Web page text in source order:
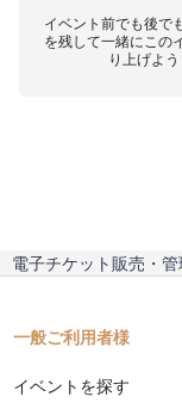
イベント前でも後で
を残して一緒にこの
り上げよう
電子チケット販売・
一般ご利用者様
イベントを探す